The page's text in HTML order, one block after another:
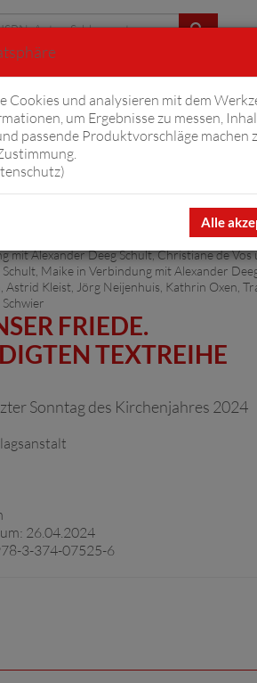
Komplizen
Artikel 1 von 5
mit Alexander Deeg Schult, Christiane de Vos
Maike in Verbindung mit Alexander
Astrid Kleist, Jörg Neijenhuis, Kathrin Oxen,
FRIEDE.
TEXTREIHE
Sonntag des Kirchenjahres 2024
26.04.2024
3-374-07525-6
Cookies und analysieren mit dem
um Ergebnisse zu messen,
passende Produktvorschläge machen
)
Alle